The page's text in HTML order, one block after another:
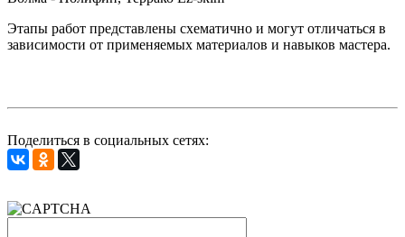
Этапы работ представлены схематично и могут отличаться в
зависимости от применяемых материалов и навыков мастера.
Поделиться в социальных сетях: